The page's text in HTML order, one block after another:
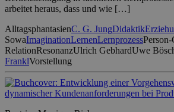
arbeitet heraus, dass und wie […]
AlltagsphantasienC. G. JungDidaktik
SowaImaginationLernenLernprozessPerson-
RelationResonanzUlrich GebhardUwe
FranklVorstellung